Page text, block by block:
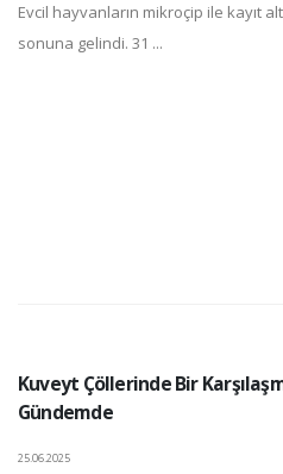
Evcil hayvanların mikroçip ile kayıt
sonuna gelindi. 31 ...
Kuveyt Çöllerinde Bir
Gündemde
25.06.2025